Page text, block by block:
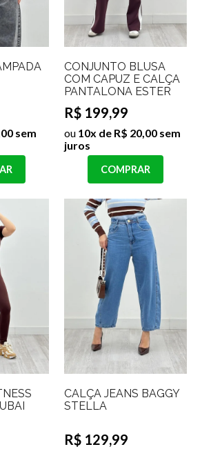
sem
CONJUNTO BLUSA
COM CAPUZ E CALÇA
PANTALONA ESTER
R$ 199,99
ou 10x de R$ 20,00 sem
juros
COMPRAR
CALÇA JEANS BAGGY
STELLA
R$ 129,99